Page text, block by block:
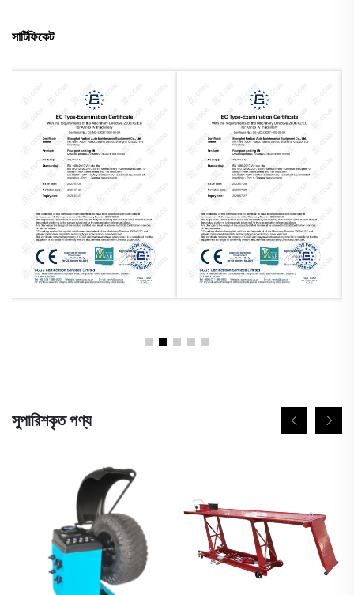
সার্টিফিকেট
সুপারিশকৃত পণ্য